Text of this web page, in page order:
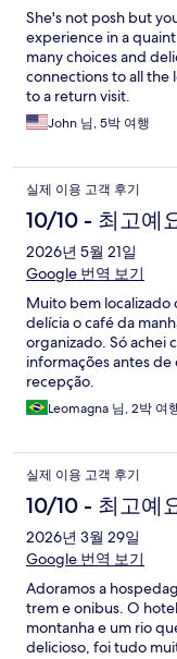
She's not posh but
experience in a
many choices and
connections to all the
to a return visit.
John 님, 5박 여행
실제 이용 고객 후기
10/10 - 최고예
2026년 5월 21일
Google 번역 보기
Muito bem localizado
delícia o café da
organizado. Só achei
informações antes
recepção.
Leomagna 님, 2박 여
실제 이용 고객 후기
10/10 - 최고예
2026년 3월 29일
Google 번역 보기
Adoramos a
trem e onibus. O
montanha e um rio
delicioso, foi tudo